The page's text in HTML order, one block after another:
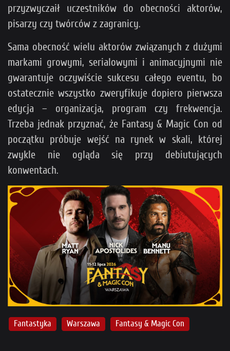
przyzwyczaił uczestników do obecności aktorów,
pisarzy czy twórców z zagranicy.
Sama obecność wielu aktorów związanych z dużymi
markami growymi, serialowymi i animacyjnymi nie
gwarantuje oczywiście sukcesu całego eventu, bo
ostatecznie wszystko zweryfikuje dopiero pierwsza
edycja – organizacja, program czy frekwencja.
Trzeba jednak przyznać, że Fantasy & Magic Con od
początku próbuje wejść na rynek w skali, której
zwykle nie ogląda się przy debiutujących
konwentach.
Fantastyka Warszawa Fantasy & Magic Con